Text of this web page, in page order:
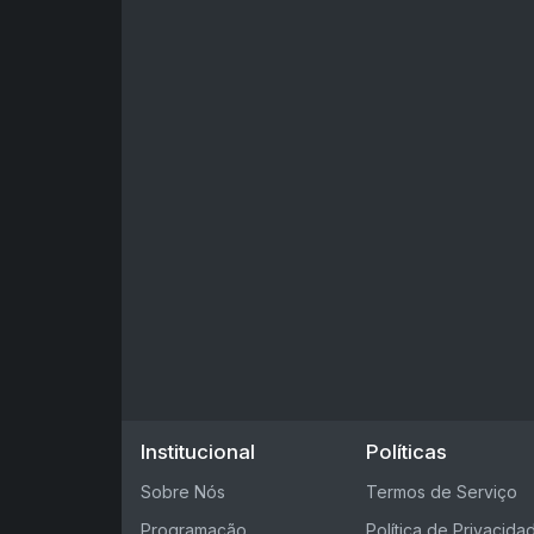
Institucional
Sobre Nós
Programação
Políticas
Termos de Serviço
Política de